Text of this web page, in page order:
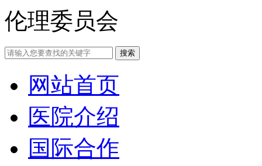
伦理委员会
网站首页
医院介绍
国际合作